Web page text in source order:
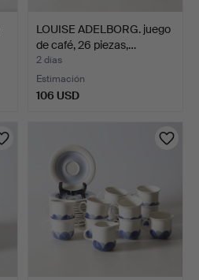
LOUISE ADELBORG. juego
de café, 26 piezas,…
2 días
Estimación
106 USD